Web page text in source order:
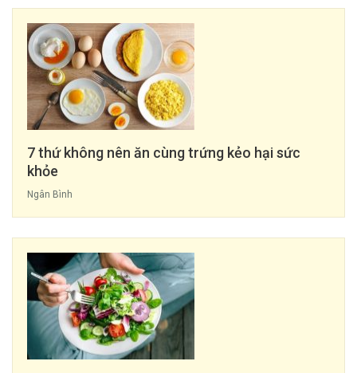
7 thứ không nên ăn cùng trứng kẻo hại sức
khỏe
Ngân Bình